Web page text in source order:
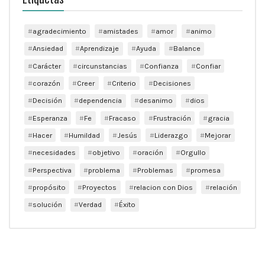
agradecimiento amistades amor
animo
Ansiedad
Aprendizaje Ayuda
Balance
Carácter
circunstancias Confianza
Confiar
corazón
Creer Criterio
Decisiones
Decisión
dependencia desanimo
dios
Esperanza
Fe Fracaso Frustración
gracia
Hacer
Humildad Jesús Liderazgo
Mejorar
necesidades
objetivo oración
Orgullo
Perspectiva
problema Problemas
promesa
propósito
Proyectos relacion con Dios
relación
solución
Verdad Éxito